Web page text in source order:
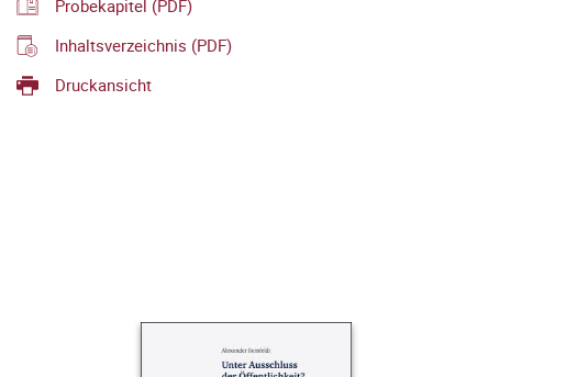
Probekapitel (PDF)
Inhaltsverzeichnis (PDF)
Druckansicht